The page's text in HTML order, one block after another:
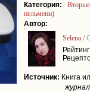
Категория:
пельмени)
Автор:
Selena /
Источник: Книга